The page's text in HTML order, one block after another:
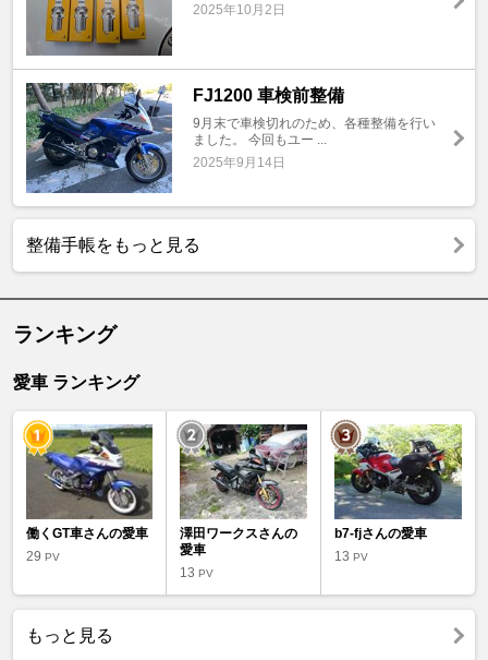
2025年10月2日
FJ1200 車検前整備
9月末で車検切れのため、各種整備を行い
ました。 今回もユー ...
2025年9月14日
整備手帳をもっと見る
ランキング
愛車 ランキング
働くGT車さんの愛車
29 PV
澤田ワークスさんの
愛車
13PV
b7-fjさんの愛車
13 PV
もっと見る